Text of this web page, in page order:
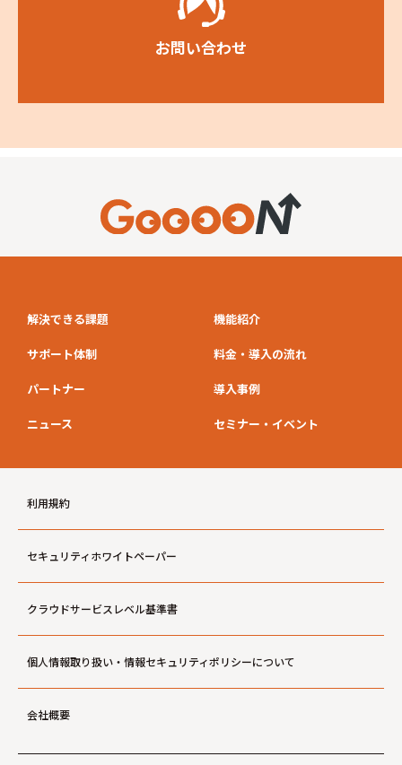
お問い合わせ
解決できる課題 機能紹介
サポート体制 料金・導入の流れ
パートナー 導入事例
ニュース セミナー・イベント
利用規約
セキュリティホワイトペーパー
クラウドサービスレベル基準書
個人情報取り扱い・情報セキュリティポリシーについて
会社概要